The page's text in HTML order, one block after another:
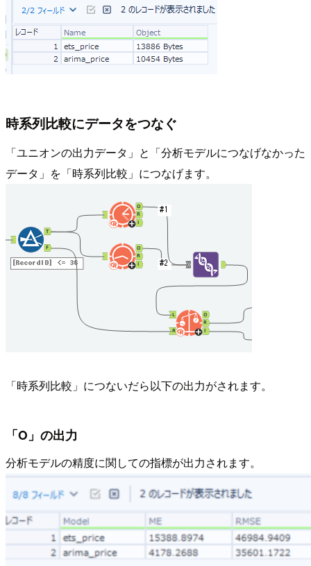
時系列比較にデータをつなぐ
「ユニオンの出力データ」と「分析モデルにつなげなかった
データ」を「時系列比較」につなげます。
「時系列比較」につないだら以下の出力がされます。
「O」の出力
分析モデルの精度に関しての指標が出力されます。